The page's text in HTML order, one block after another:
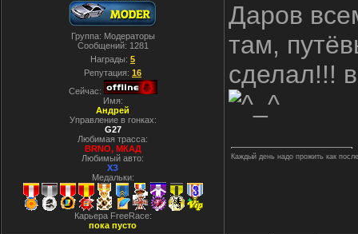
Группа: Модераторы
Сообщений: 1281
Награды: 5
Репутация: 16
Сейчас:
Имя:
Андрей
Управление в гонках:
G27
Любимая трасса:
BRNO, МКАД
Любимый авто:
ХЗ
Медальки:
Карьера FreeRace:
пока пусто
Даров
там,
сделал!!!
Каждый день надо прожить как